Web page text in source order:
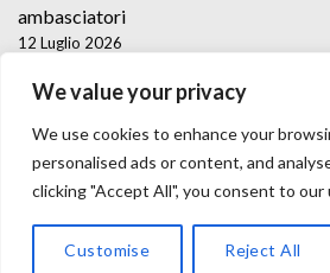
We value your privacy
We use cookies to enhance your
personalised ads or content, and
clicking "Accept All", you consent to our
Customise Reject All
ambasciatori
12 Luglio 2026
Lettere credenziali di 5 nuovi